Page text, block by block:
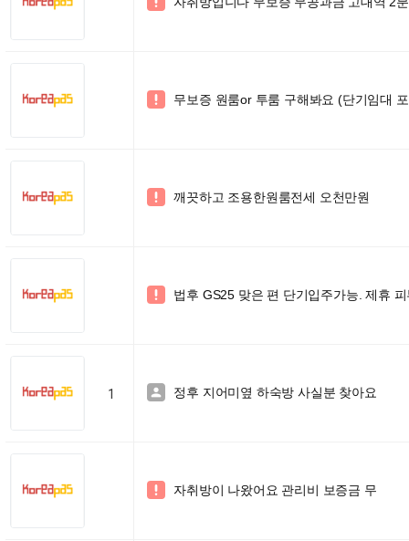
 무보증 원룸or 투룸 구해봐요 (단기임대
 깨끗하고 조용한원룸전세 오천만원
 법후 GS25 맞은 편 단기입주가능. 제휴
1  정후 지어미옆 하숙방 사실분 찾아요
 자취방이 나왔어요 관리비 보증금 무